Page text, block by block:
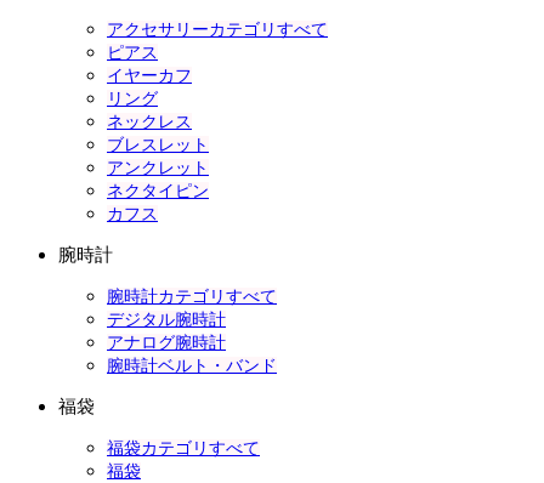
アクセサリーカテゴリすべて
ピアス
イヤーカフ
リング
ネックレス
ブレスレット
アンクレット
ネクタイピン
カフス
腕時計
腕時計カテゴリすべて
デジタル腕時計
アナログ腕時計
腕時計ベルト・バンド
福袋
福袋カテゴリすべて
福袋